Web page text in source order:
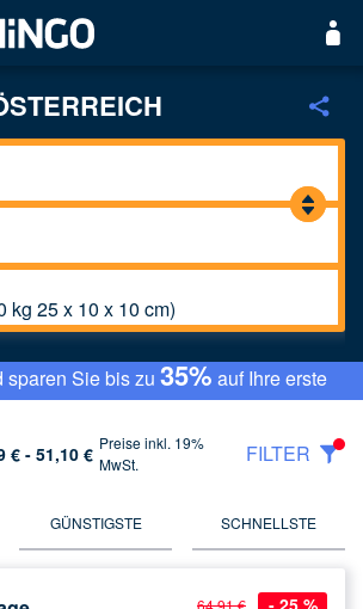
kg 25 x 10 x 10 cm)
sparen Sie bis zu 35%auf Ihre erste
€ - 51,10 € Preise inkl. 19%
MwSt.
FILTER
GÜNSTIGSTE SCHNELLSTE
64,91 € - 25 %